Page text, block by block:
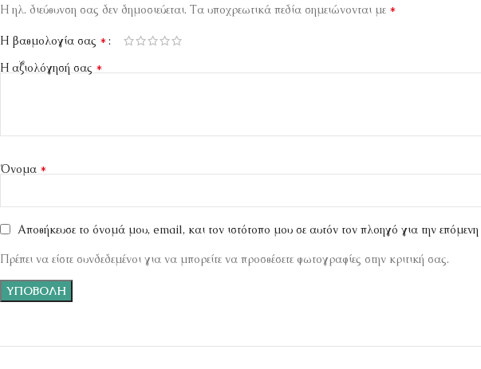
Η ηλ. διεύθυνση σας δεν δημοσιεύεται. Τα υποχρεωτικά πεδία σημειώνονται με *
Η βαθμολογία σας *
Η αξιολόγησή σας *
Όνομα *
Αποθήκευσε το όνομά μου, email, και τον ιστότοπο μου σε αυτόν τον πλοηγό για την
Πρέπει να είστε συνδεδεμένοι για να μπορείτε να προσθέσετε φωτογραφίες στην κριτική σας.